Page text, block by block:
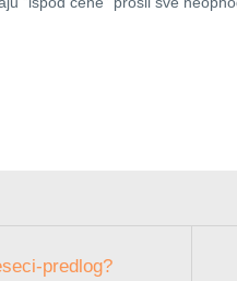
predlog?